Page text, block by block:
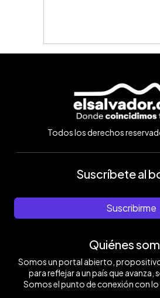
Todos los derechos
Suscríbete al
Suscribirme
Quiénes
Somos un portal abierto,
para reflejar a un país que avanza,
Somos el punto de conexión con lo